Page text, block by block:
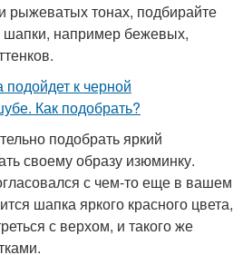
рыжеватых тонах, подбирайте
шапки, например бежевых,
подобрать яркий
своему образу изюминку.
с чем-то еще в вашем
шапка яркого красного цвета,
с верхом, и такого же